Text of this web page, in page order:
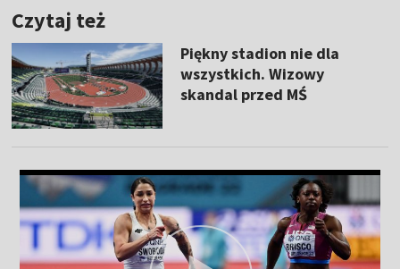
Czytaj też
Piękny stadion nie dla
wszystkich. Wizowy
skandal przed MŚ